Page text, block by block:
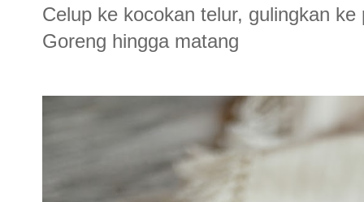
Celup ke kocokan telur, gulingkan ke
Goreng hingga matang